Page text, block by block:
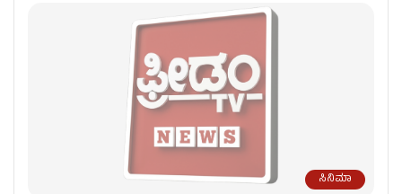
ಸಿನಿಮಾ